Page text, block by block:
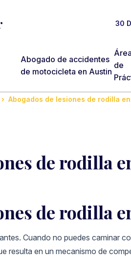
Abogado de accidentes
de motocicleta en Austin
de
30
Abogados de lesiones de rodilla
de rodilla
de rodilla
Cuando no puedes caminar
resulta en un mecanismo de